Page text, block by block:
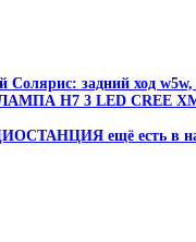
Солярис: задний ход
H7 3 LED CREE XM-
ещё есть в